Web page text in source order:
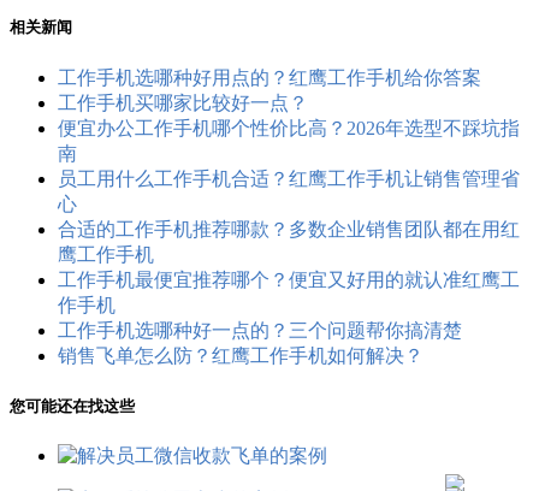
相关新闻
工作手机选哪种好用点的？红鹰工作手机给你答案
工作手机买哪家比较好一点？
便宜办公工作手机哪个性价比高？2026年选型不踩坑指
南
员工用什么工作手机合适？红鹰工作手机让销售管理省
心
合适的工作手机推荐哪款？多数企业销售团队都在用红
鹰工作手机
工作手机最便宜推荐哪个？便宜又好用的就认准红鹰工
作手机
工作手机选哪种好一点的？三个问题帮你搞清楚
销售飞单怎么防？红鹰工作手机如何解决？
您可能还在找这些